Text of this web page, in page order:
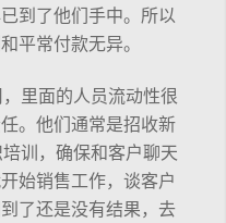
到了他们手中。所以
平常付款无异。
里面的人员流动性很
。他们通常是招收新
训，确保和客户聊天
始销售工作，谈客户
了还是没有结果，去